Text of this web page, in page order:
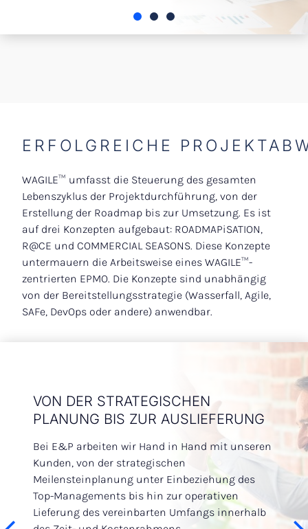
ERFOLGREICHE
WAGILE™ umfasst die Steuerung des gesamten
Lebenszyklus der Projektdurchführung, von der
Erstellung der Roadmap bis zur Umsetzung. Es ist
auf drei Konzepten aufgebaut: ROADMAPiSATION,
R@CE und COMMERCIAL SEASONS. Diese Konzepte
untermauern die Arbeitsweise eines WAGILE™-
zentrierten EPMO. Die Konzepte sind unabhängig
von der Bereitstellungsstrategie (Wasserfall, Agile,
SAFe, DevOps oder andere) anwendbar.
VON DER STRATEGISCHEN
PLANUNG BIS ZUR AUSLIEFERUNG
Bei E&P arbeiten wir Hand in Hand mit unseren
Kunden, von der strategischen
Meilensteinplanung unter Einbeziehung des
Top-Managements bis hin zur operativen
Lieferung des vereinbarten Umfangs innerhalb